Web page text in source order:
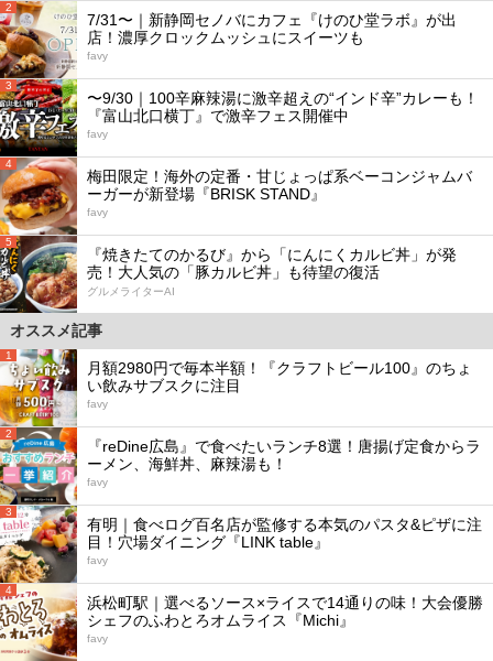
2
7/31〜｜新静岡セノバにカフェ『けのひ堂ラボ』が出
店！濃厚クロックムッシュにスイーツも
favy
3
〜9/30｜100辛麻辣湯に激辛超えの“インド辛”カレーも！
『富山北口横丁』で激辛フェス開催中
favy
4
梅田限定！海外の定番・甘じょっぱ系ベーコンジャムバ
ーガーが新登場『BRISK STAND』
favy
5
『焼きたてのかるび』から「にんにくカルビ丼」が発
売！大人気の「豚カルビ丼」も待望の復活
グルメライターAI
オススメ記事
1
月額2980円で毎本半額！『クラフトビール100』のちょ
い飲みサブスクに注目
favy
2
『reDine広島』で食べたいランチ8選！唐揚げ定食からラ
ーメン、海鮮丼、麻辣湯も！
favy
3
有明｜食べログ百名店が監修する本気のパスタ&ピザに注
目！穴場ダイニング『LINK table』
favy
4
浜松町駅｜選べるソース×ライスで14通りの味！大会優勝
シェフのふわとろオムライス『Michi』
favy